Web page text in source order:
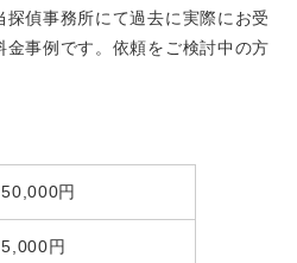
偵事務所にて過去に実際にお受
事例です。依頼をご検討中の方
円
円